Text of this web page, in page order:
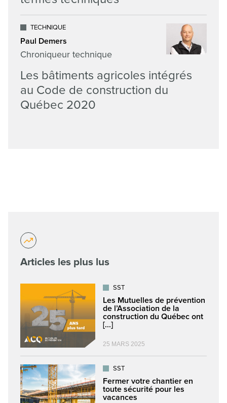
TECHNIQUE
Paul Demers
Chroniqueur technique
Les bâtiments agricoles intégrés
au Code de construction du
Québec 2020
Articles les plus lus
SST
Les Mutuelles de prévention
de l’Association de la
construction du Québec ont
[...]
25 MARS 2025
SST
Fermer votre chantier en
toute sécurité pour les
vacances